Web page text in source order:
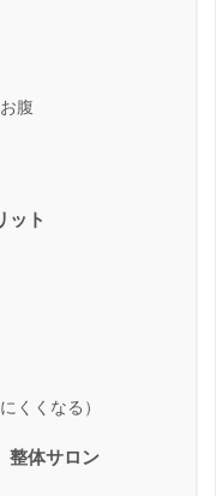
腹
ット
くくなる）
整体サロン